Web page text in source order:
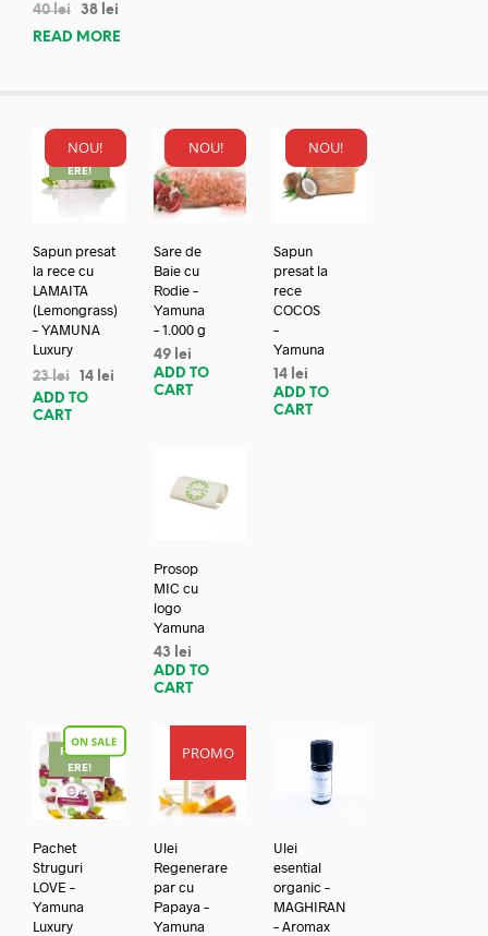
40lei 38 lei
READ MORE
NOU!
REDUC
ERE!
Sapun presat
la rece cu
LAMAITA
(Lemongrass)
– YAMUNA
Luxury
23lei 14 lei
ADD TO
CART
NOU!
Sare de
Baie cu
Rodie –
Yamuna
– 1.000 g
49 lei
ADD TO
CART
NOU!
Sapun
presat la
rece
COCOS
–
Yamuna
14 lei
ADD TO
CART
Prosop
MIC cu
logo
Yamuna
43
lei
ADD TO
CART
REDUC
ERE!
Pachet
Struguri
LOVE –
Yamuna
Luxury
PROMO
Ulei
Regenerare
par cu
Papaya –
Yamuna
Ulei
esential
organic –
MAGHIRAN
– Aromax